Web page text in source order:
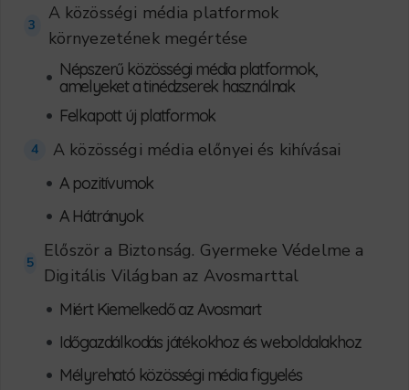
3
A közösségi média platformok
környezetének megértése
• Népszerű közösségi média platformok,
amelyeket a tinédzserek használnak
• Felkapott új platformok
4 A közösségi média előnyei és kihívásai
• A pozitívumok
• A Hátrányok
5
Először a Biztonság. Gyermeke Védelme a
Digitális Világban az Avosmarttal
• Miért Kiemelkedő az Avosmart
• Időgazdálkodás játékokhoz és weboldalakhoz
• Mélyreható közösségi média figyelés